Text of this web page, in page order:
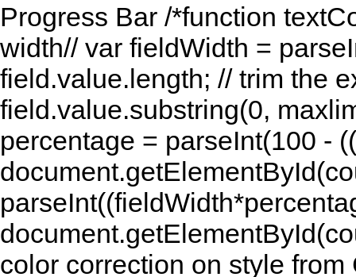
Progress Bar /*function
width// var fieldWidth =
field.value.length; // trim the
field.value.substring(0,
percentage = parseInt(100 -
color correction on style